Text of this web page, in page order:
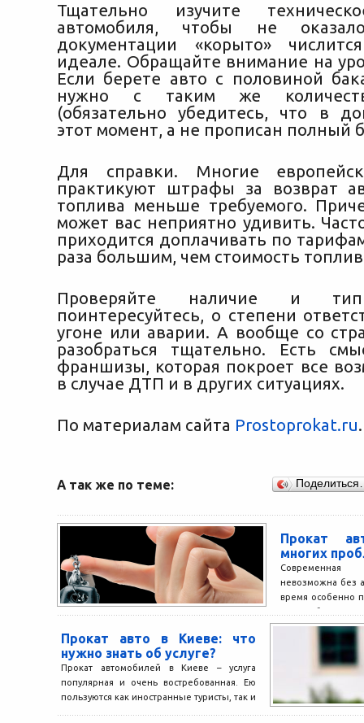
Тщательно изучите
автомобиля, чтобы не
документации «корыто»
идеале. Обращайте внимание на
Если берете авто с половиной
нужно с таким же
(обязательно убедитесь, что в
этот момент, а не прописан полный
Для справки. Многие
практикуют штрафы за возврат
топлива меньше требуемого.
может вас неприятно удивить.
приходится доплачивать по
раза большим, чем стоимость
Проверяйте наличие и тип
поинтересуйтесь, о степени
угоне или аварии. А вообще со
разобраться тщательно. Есть
франшизы, которая покроет все
в случае ДТП и в других ситуациях.
По материалам сайта Prostoprokat.ru.
А так же по теме:
Прокат
многих
Современная
невозможна без
время особенно
авто без
компания Альмак
Прокат авто в Киеве: что
нужно знать об услуге?
Прокат автомобилей в Киеве – услуга
популярная и очень востребованная. Ею
пользуются как иностранные туристы, так и